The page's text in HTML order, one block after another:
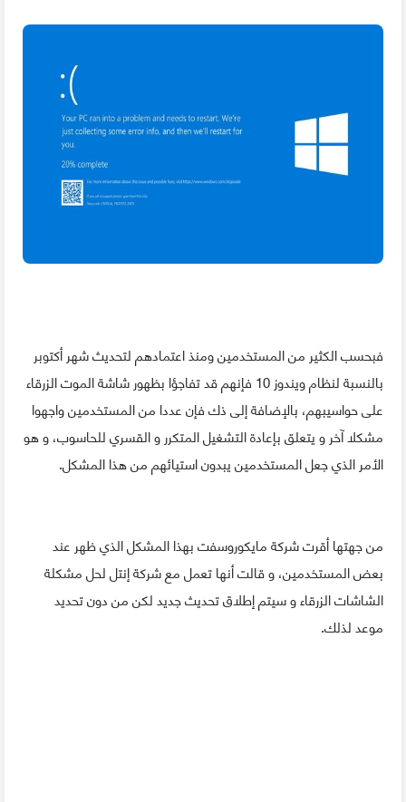
فبحسب الكثير من المستخدمين ومنذ اعتمادهم لتحديث شهر أكتوبر
بالنسبة لنظام ويندوز 10 فإنهم قد تفاجؤا بظهور شاشة الموت الزرقاء
على حواسيبهم، بالإضافة إلى ذك فإن عددا من المستخدمين واجهوا
مشكلا آخر و يتعلق بإعادة التشغيل المتكرر و القسري للحاسوب، و هو
الأمر الذي جعل المستخدمين يبدون استيائهم من هذا المشكل.
من جهتها أقرت شركة مايكوروسفت بهذا المشكل الذي ظهر عند
بعض المستخدمين، و قالت أنها تعمل مع شركة إنتل لحل مشكلة
الشاشات الزرقاء و سيتم إطلاق تحديث جديد لكن من دون تحديد
موعد لذلك.